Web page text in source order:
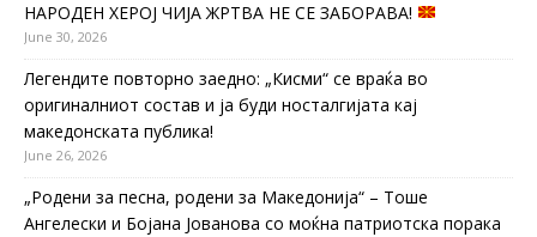
НАРОДЕН ХЕРОЈ ЧИЈА ЖРТВА НЕ СЕ ЗАБОРАВА!
June 30, 2026
Легендите повторно заедно: „Кисми“ се враќа во
оригиналниот состав и ја буди носталгијата кај
македонската публика!
June 26, 2026
„Родени за песна, родени за Македонија“ – Тоше
Ангелески и Бојана Јованова со моќна патриотска порака